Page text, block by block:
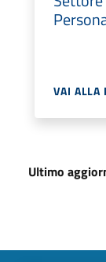
VAI ALLA
Ultimo